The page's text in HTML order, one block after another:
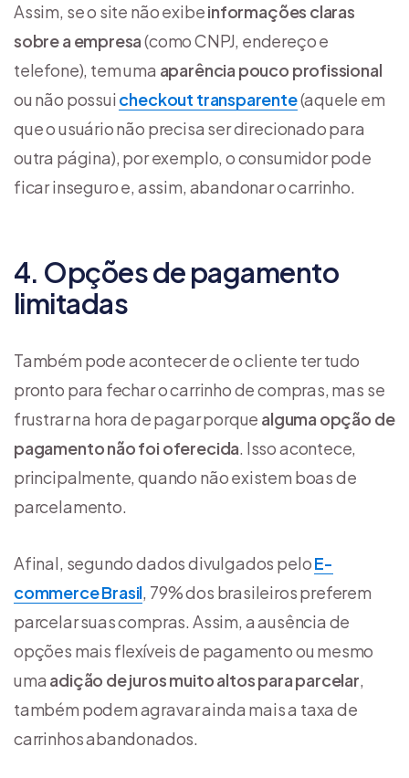
Assim, se o site não exibeinformações claras
sobre a empresa(como CNPJ, endereço e
telefone), tem uma aparência pouco profissional
ou não possui checkout transparente(aquele em
que o usuário não precisa ser direcionado para
outra página), por exemplo, o consumidor pode
ficar inseguro e, assim, abandonar o carrinho.
4. Opções de pagamento
limitadas
Também pode acontecer de o cliente ter tudo
pronto para fechar o carrinho de compras, mas se
frustrar na hora de pagar porque alguma opção de
pagamento não foi oferecida. Isso acontece,
principalmente, quando não existem boas de
parcelamento.
Afinal, segundo dados divulgados peloE-
commerce Brasil, 79% dos brasileiros preferem
parcelar suas compras. Assim, a ausência de
opções mais flexíveis de pagamento ou mesmo
uma adição de juros muito altos para parcelar,
também podem agravar ainda mais a taxa de
carrinhos abandonados.